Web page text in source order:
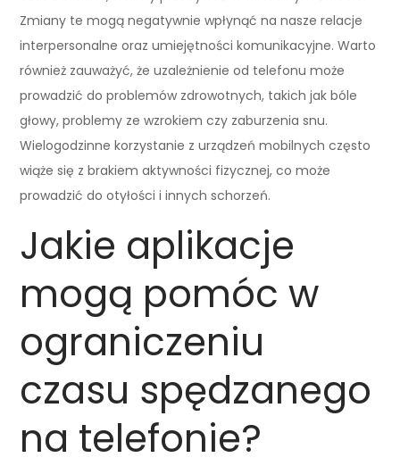
Zmiany te mogą negatywnie wpłynąć na nasze relacje
interpersonalne oraz umiejętności komunikacyjne. Warto
również zauważyć, że uzależnienie od telefonu może
prowadzić do problemów zdrowotnych, takich jak bóle
głowy, problemy ze wzrokiem czy zaburzenia snu.
Wielogodzinne korzystanie z urządzeń mobilnych często
wiąże się z brakiem aktywności fizycznej, co może
prowadzić do otyłości i innych schorzeń.
Jakie aplikacje
mogą pomóc w
ograniczeniu
czasu spędzanego
na telefonie?